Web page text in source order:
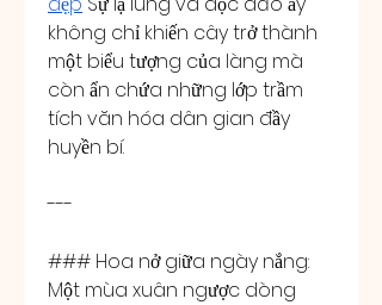
không chỉ khiến cây trở thành
một biểu tượng của làng mà
còn ẩn chứa những lớp trầm
tích văn hóa dân gian đầy
huyền bí.
---
### Hoa nở giữa ngày nắng:
Một mùa xuân ngược dòng